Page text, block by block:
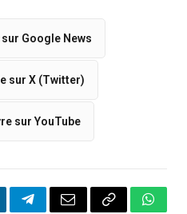
Google News
sur X (Twitter)
sur YouTube